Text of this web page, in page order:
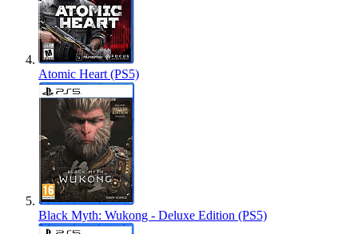
Atomic Heart (PS5)
Black Myth: Wukong - Deluxe Edition (PS5)